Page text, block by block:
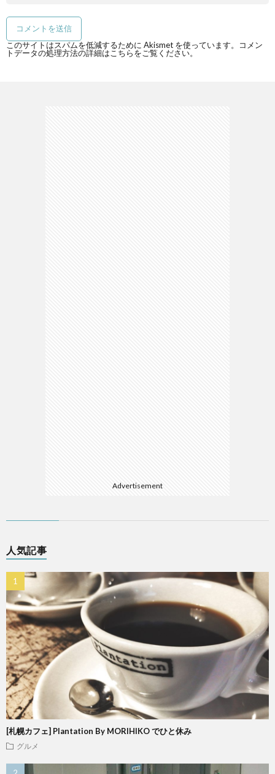
このサイトはスパムを低減するために Akismet を使っています。
コメン
トデータの処理方法の詳細はこちらをご覧ください。
Advertisement
人気記事
[札幌カフェ] Plantation By MORIHIKO でひと休み
グルメ